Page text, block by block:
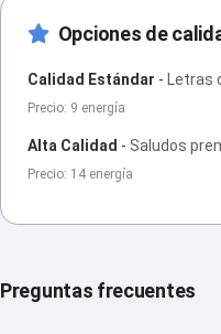
Opciones de
Calidad Estándar -
Precio: 9 energía
Alta Calidad - Saludos
Precio: 14 energía
Preguntas frecuentes